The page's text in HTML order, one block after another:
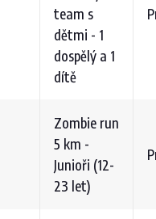
team s
dětmi - 1
dospělý a 1
dítě
Zombie run
5 km -
Junioři (12-
23 let)